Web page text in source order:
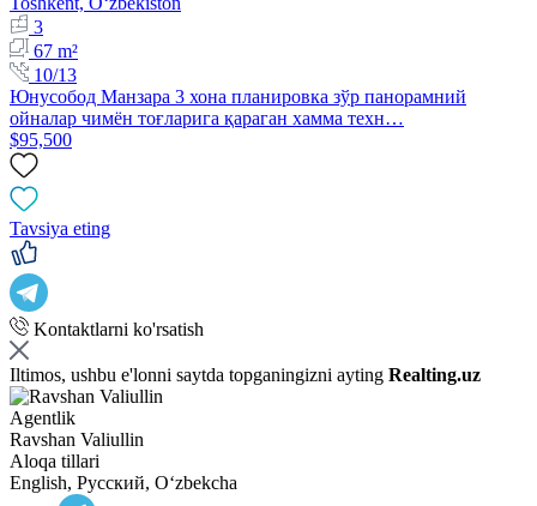
3
67 m²
10/13
Юнусобод Манзара 3 хона планировка зўр панорамний
ойналар чимён тоғларига қараган хамма техн…
$95,500
Tavsiya eting
Kontaktlarni ko'rsatish
Iltimos, ushbu e'lonni saytda topganingizni ayting Realting.uz
Agentlik
Ravshan Valiullin
Aloqa tillari
English, Русский, Oʻzbekcha